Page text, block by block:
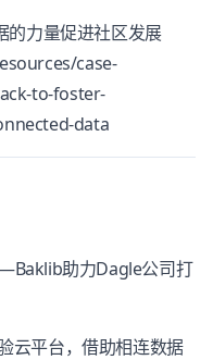
的力量促进社区发展
case-
to-foster-
data
助力Dagle公司打
云平台，借助相连数据